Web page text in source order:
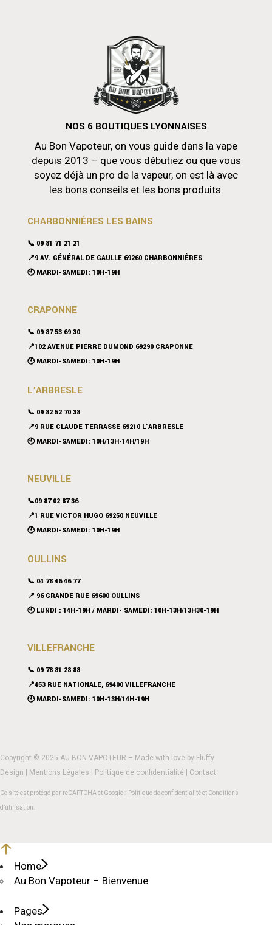
NOS 6 BOUTIQUES LYONNAISES
Au Bon Vapoteur, on vous guide dans la vape
depuis 2013 – que vous débutiez ou que vous
soyez déjà un pro de la vapeur, on est là avec
les bons conseils et les bons produits.
CHARBONNIÈRES LES BAINS
📞 09 81 71 21 21
📍9 AV. GÉNÉRAL DE GAULLE 69260 CHARBONNIÈRES
🕙 MARDI-SAMEDI: 10H-19H
CRAPONNE
📞 09 87 53 69 30
📍102 AVENUE PIERRE DUMOND 69290 CRAPONNE
🕙 MARDI-SAMEDI: 10H-19H
L’ARBRESLE
📞 09 82 52 70 38
📍9 RUE CLAUDE TERRASSE 69210 L’ARBRESLE
🕙 MARDI-SAMEDI: 10H/13H-14H/19H
NEUVILLE
📞09 87 02 87 36
📍1 RUE VICTOR HUGO 69250 NEUVILLE
🕙 MARDI-SAMEDI: 10H-19H
OULLINS
📞 04 78 46 46 77
📍 96 GRANDE RUE 69600 OULLINS
🕙 LUNDI : 14H-19H / MARDI- SAMEDI: 10H-13H/13H30-19H
VILLEFRANCHE
📞 09 78 81 28 88
📍453 RUE NATIONALE, 69400 VILLEFRANCHE
🕙 MARDI-SAMEDI: 10H-13H/14H-19H
Copyright © 2025 AU BON VAPOTEUR – Made with love by Fluffy
Design
Mentions Légales Politique de confidentialité Contact
Ce site est protégé par reCAPTCHA et Google : Politique de confidentialitéet Conditions
d’utilisation
Home
Au Bon Vapoteur – Bienvenue
Pages